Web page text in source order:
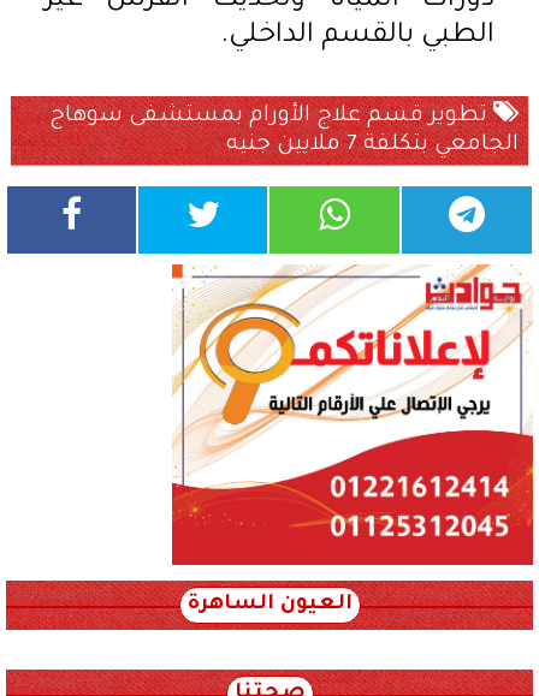
الطبي بالقسم الداخلي.
تطوير قسم علاج الأورام بمستشفى سوهاج
الجامعي بتكلفة 7 ملايين جنيه
العيون الساهرة